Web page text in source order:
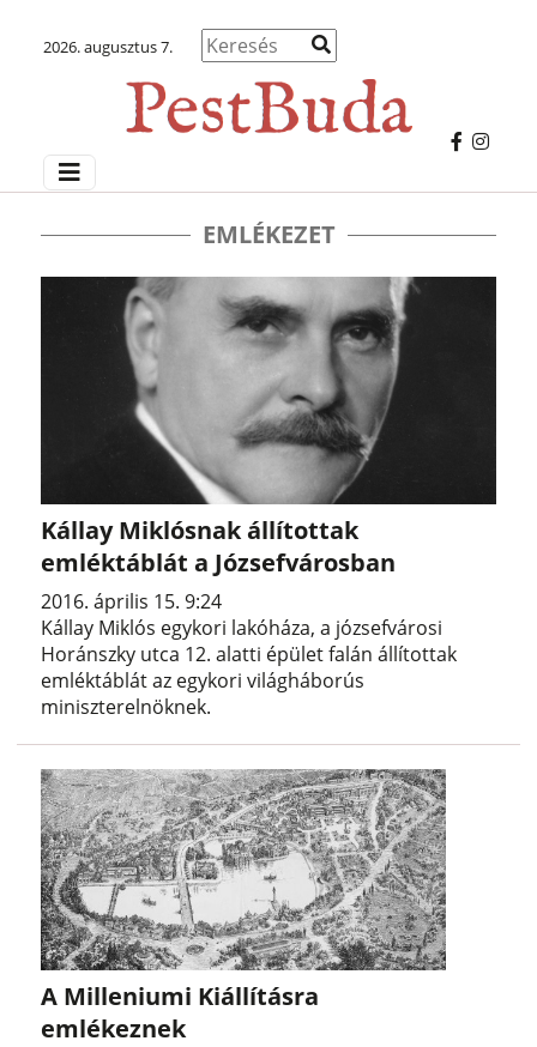
2026. augusztus 7.
EMLÉKEZET
Kállay Miklósnak állítottak
emléktáblát a Józsefvárosban
2016. április 15. 9:24
Kállay Miklós egykori lakóháza, a józsefvárosi
Horánszky utca 12. alatti épület falán állítottak
emléktáblát az egykori világháborús
miniszterelnöknek.
A Milleniumi Kiállításra
emlékeznek